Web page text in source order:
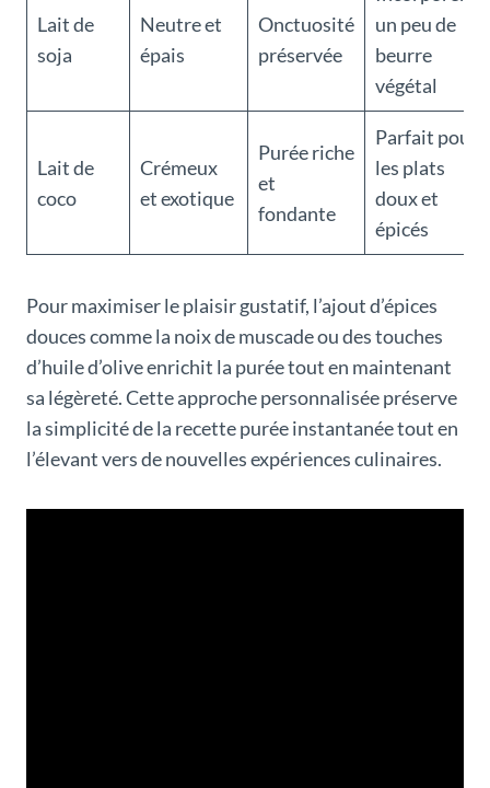
Lait de
soja
Neutre et
épais
Onctuosité
préservée
un peu de
beurre
végétal
Lait de
coco
Crémeux
et exotique
Purée riche
et
fondante
Parfait pour
les plats
doux et
épicés
Pour maximiser le plaisir gustatif, l’ajout d’épices
douces comme la noix de muscade ou des touches
d’huile d’olive enrichit la purée tout en maintenant
sa légèreté. Cette approche personnalisée préserve
la simplicité de la recette purée instantanée tout en
l’élevant vers de nouvelles expériences culinaires.